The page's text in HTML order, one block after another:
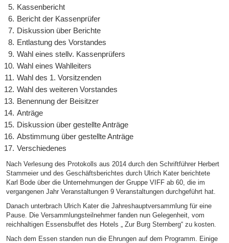
Kassenbericht
Bericht der Kassenprüfer
Diskussion über Berichte
Entlastung des Vorstandes
Wahl eines stellv. Kassenprüfers
Wahl eines Wahlleiters
Wahl des 1. Vorsitzenden
Wahl des weiteren Vorstandes
Benennung der Beisitzer
Anträge
Diskussion über gestellte Anträge
Abstimmung über gestellte Anträge
Verschiedenes
Nach Verlesung des Protokolls aus 2014 durch den Schriftführer Herbert
Stammeier und des Geschäftsberichtes durch Ulrich Kater berichtete
Karl Bode über die Unternehmungen der Gruppe VIFF ab 60, die im
vergangenen Jahr Veranstaltungen 9 Veranstaltungen durchgeführt hat.
Danach unterbrach Ulrich Kater die Jahreshauptversammlung für eine
Pause. Die Versammlungsteilnehmer fanden nun Gelegenheit, vom
reichhaltigen Essensbuffet des Hotels „ Zur Burg Sternberg“ zu kosten.
Nach dem Essen standen nun die Ehrungen auf dem Programm. Einige